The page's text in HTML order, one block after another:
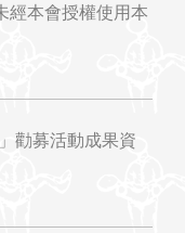
經本會授權使用本
勸募活動成果資